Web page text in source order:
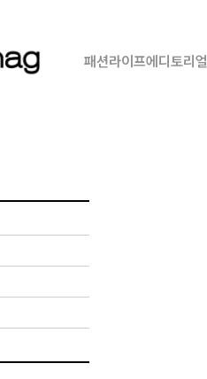
패션라이프에디토리얼